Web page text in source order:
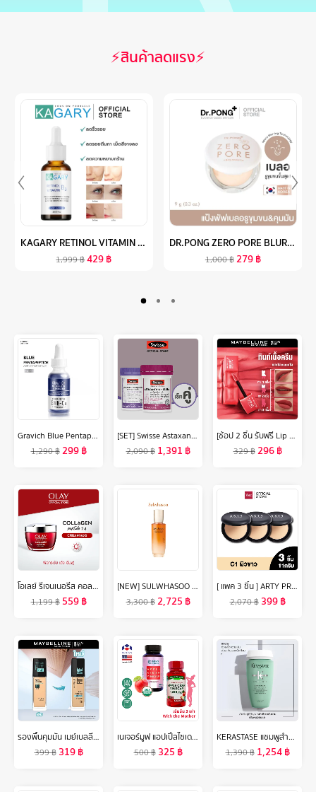
⚡สินค้าลดแรง⚡
KAGARY RETINOL VITAMIN B3 SERUM เอสเซนส์บำรุงผิวหน้า ต่อต้านริ้วรอย เรตินอล เรตินอลเซรั่ม ครีมต่อต้านริ้วรอย
1,999฿429฿
DR.PONG ZERO PORE BLURRING K-POWDER แป้งพัฟเบลอรูขุมขน MADE IN KOREA
1,000฿279฿
Gravich Blue Pentapeptide Activator Serum 30 ml
1,290฿299฿
[SET] Swisse Astaxanthin + Collagen สวิสเซ เซทผิวไบร์ท อิ่มฟู กระชับ
2,090฿ 1,391 ฿
[ช้อป 2 ชิ้น รับฟรี Lip Blush] ใหม่! เมย์เบลลีน ซุปเปอร์ สเตย์ เท็ดดี้ ทินท์ ลิปทินท์เนื้อนุ่ม สัมผัสเบาสบาย Maybelline Superstay Teddy Tint
329฿296฿
โอเลย์ รีเจนเนอรีส คอลลาเจน-เปปไทด์24 ครีม 50 กรัม. ลดเลือนริ้วรอย สกินแคร์ Olay Regenerist Collagen-Peptide24 Moisturizer Cream 50G
1,199฿ 559฿
[NEW] SULWHASOO Concentrated Ginseng Rejuvenating Emulsion 125ml. โซลวาซู อิมัลชั่นโสมเกาหลีช่วยลดเลือนริ้วรอย เพิ่มความยืดหยุ่น ฟื้นฟูผิว อิมัลชั่นซัลวาซู (ปรับสูตรใหม่)
3,300฿2,725 ฿
[ แพค 3 ชิ้น ] ARTY PROFESSIONAL SUPER PERFECT POWDER SPF 25 PA++ แป้งผสมรองพื้น เครื่องสำอาง แป้งสำหรับใบหน้า แป้งพัฟ นวัตกรรม LL Base Powder เป็นเนื้อแป้งอณูเล็ก เนื
2,070฿ 399฿
รองพื้นคุมมัน เมย์เบลลีน ฟิต มี แมท แอนด์ พอร์เลส 30 มล.MAYBELLINE FIT ME MATTE AND PORELESS LIQUID FOUNDATION 30 ML.(เครื่องสำอาง,รองพื้น,ครีมรองพื้น,เนื้อแมท)
399฿ 319฿
เนเจอร์มูฟ แอปเปิ้ลไซเดอร์ เวนิกา 1200 mg/s แคปซูล NATURE MOVE Apple Cider Vinegar ACV /กินกับ ซีแอลเอ การ์ซีเนีย ส้มแขก แอล-คาร์นิทีน ถั่วขาว
500฿ 325 ฿
KERASTASE แชมพูสำหรับปัญหาหนังศีรษะมัน 250มล SPECIFIQUE BAIN DIVALENT ANTI OILY SCALP SHAMPOO 250ml (ยาสระผม,เคเรสตาส,ผมมัน,หัวมัน,เคราสตาส,เดวาลองค์)
1,390฿ 1,254฿